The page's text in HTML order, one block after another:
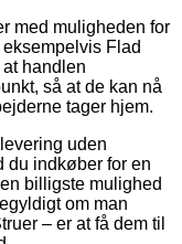
med muligheden for
Flad
handlen
så at de kan nå
tager hjem.
uden
du indkøber for en
billigste mulighed
om man
– er at få dem til